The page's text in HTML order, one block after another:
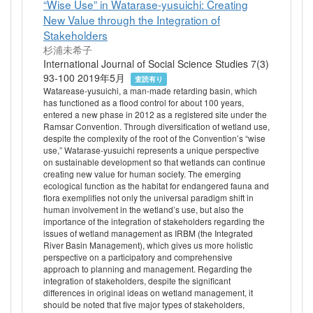
“Wise Use” in Watarase-yusuichi: Creating
New Value through the Integration of
Stakeholders
杉浦未希子
International Journal of Social Science Studies 7(3)
93-100 2019年5月
査読有り
Watarease-yusuichi, a man-made retarding basin, which
has functioned as a flood control for about 100 years,
entered a new phase in 2012 as a registered site under the
Ramsar Convention. Through diversification of wetland use,
despite the complexity of the root of the Convention’s “wise
use,” Watarase-yusuichi represents a unique perspective
on sustainable development so that wetlands can continue
creating new value for human society. The emerging
ecological function as the habitat for endangered fauna and
flora exemplifies not only the universal paradigm shift in
human involvement in the wetland’s use, but also the
importance of the integration of stakeholders regarding the
issues of wetland management as IRBM (the Integrated
River Basin Management), which gives us more holistic
perspective on a participatory and comprehensive
approach to planning and management. Regarding the
integration of stakeholders, despite the significant
differences in original ideas on wetland management, it
should be noted that five major types of stakeholders,